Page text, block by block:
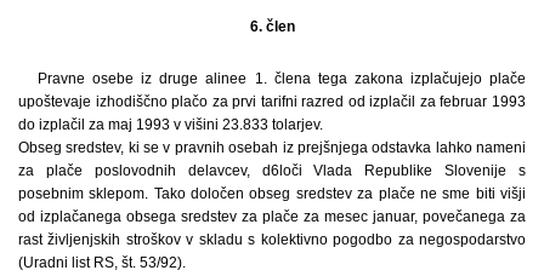
6. člen
Pravne osebe iz druge alinee 1. člena tega zakona izplačujejo plače
upoštevaje izhodiščno plačo za prvi tarifni razred od izplačil za februar 1993
do izplačil za maj 1993 v višini 23.833 tolarjev.
Obseg sredstev, ki se v pravnih osebah iz prejšnjega odstavka lahko nameni
za plače poslovodnih delavcev, d6loči Vlada Republike Slovenije s
posebnim sklepom. Tako določen obseg sredstev za plače ne sme biti višji
od izplačanega obsega sredstev za plače za mesec januar, povečanega za
rast življenjskih stroškov v skladu s kolektivno pogodbo za negospodarstvo
(Uradni list RS, št. 53/92).